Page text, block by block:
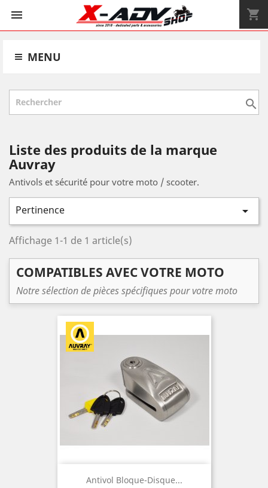
 shopping_cart
MENU

Liste des produits de la marque
Auvray
Antivols et sécurité pour votre moto / scooter.
Pertinence 
Affichage 1-1 de 1 article(s)
COMPATIBLES AVEC VOTRE MOTO
Notre sélection de pièces spécifiques pour votre moto
Antivol Bloque-Disque...